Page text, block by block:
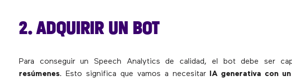
2. ADQUIRIR UN BOT
Para conseguir un Speech Analytics de calidad, el bot debe ser
resúmenes. Esto significa que vamos a necesitar
IA generativa con